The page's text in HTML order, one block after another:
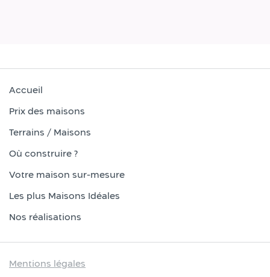
Accueil
Prix des maisons
Terrains / Maisons
Où construire ?
Votre maison sur-mesure
Les plus Maisons Idéales
Nos réalisations
Mentions légales